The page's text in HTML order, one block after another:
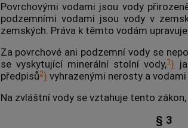
Povrchovými vodami jsou vody
podzemními vodami jsou vody v
zemských. Práva k těmto vodám
Za povrchové ani podzemní vody se
se vyskytující minerální stolní vody,1)
předpisů2) vyhrazenými nerosty a
Na zvláštní vody se vztahuje tento
§ 3